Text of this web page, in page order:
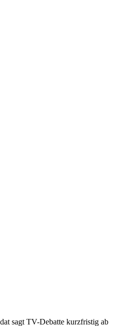
sagt TV-Debatte kurzfristig ab